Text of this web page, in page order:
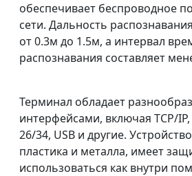
обеспечивает беспроводное
сети. Дальность
от 0.3м до 1.5м, а интервал
распознавания составляет
Терминал обладает
интерфейсами, включая TCP/IP,
26/34, USB и другие.
пластика и металла, имеет
использоваться как внутри